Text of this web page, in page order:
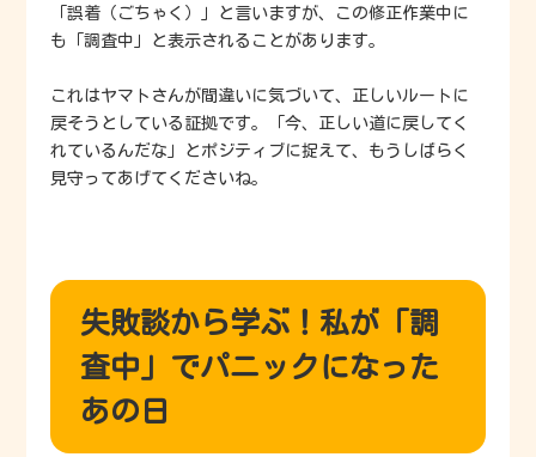
「誤着（ごちゃく）」と言いますが、この修正作業中に
も「調査中」と表示されることがあります。
これはヤマトさんが間違いに気づいて、正しいルートに
戻そうとしている証拠です。「今、正しい道に戻してく
れているんだな」とポジティブに捉えて、もうしばらく
見守ってあげてくださいね。
失敗談から学ぶ！私が「調
査中」でパニックになった
あの日